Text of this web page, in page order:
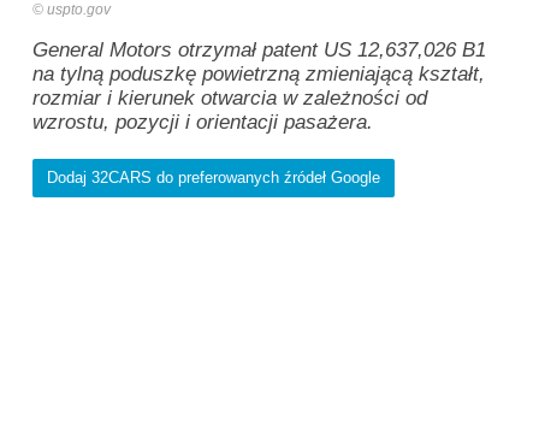
uspto.gov
General Motors otrzymał patent US 12,637,026 B1
na tylną poduszkę powietrzną zmieniającą kształt,
rozmiar i kierunek otwarcia w zależności od
wzrostu, pozycji i orientacji pasażera.
Dodaj 32CARS do preferowanych źródeł Google